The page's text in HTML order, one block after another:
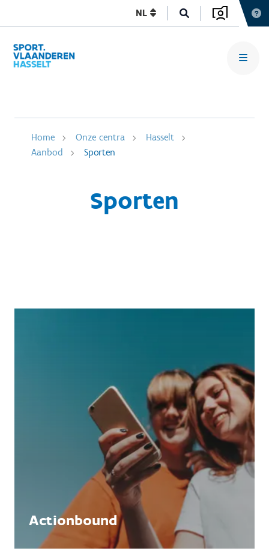
NL
Home Onze centra
Hasselt
Aanbod
Sporten
Sporten
Actionbound